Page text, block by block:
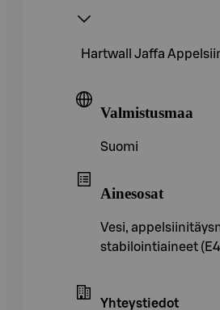
Hartwall Jaffa
Valmistusmaa
Suomi
Ainesosat
Vesi,
stabilointiaineet
Yhteystiedot